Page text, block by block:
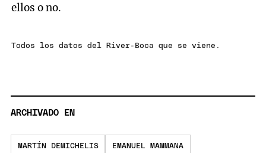
ellos o no.
Todos los datos del River-Boca que se viene.
ARCHIVADO EN
MARTÍN DEMICHELIS EMANUEL MAMMANA